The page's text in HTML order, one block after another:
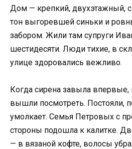
Дом — крепкий, двухэтажный,
тон выгоревшей синьки и
забором. Жили там супруги
шестидесяти. Люди тихие, в
улице здоровались вежливо.
Когда сирена завыла впервые,
вышли посмотреть. Постояли,
умолкает. Семья Петровых с
стороны подошла к калитке.
— в вязаной кофте, волосы